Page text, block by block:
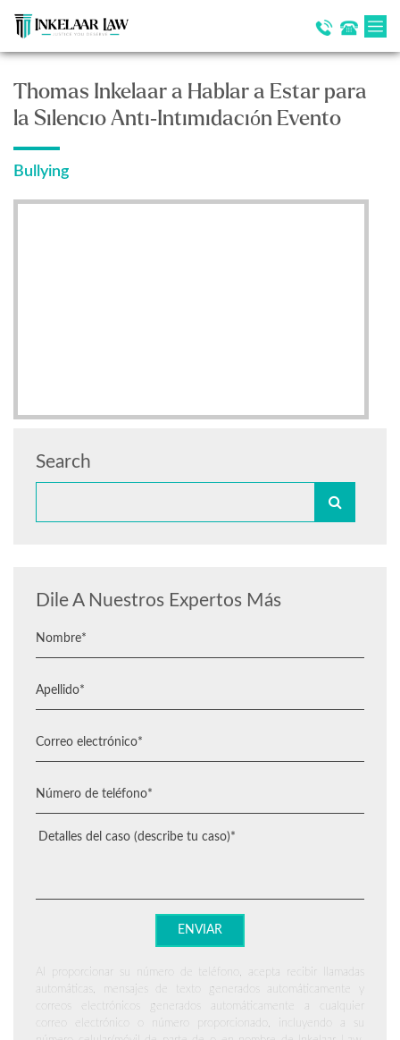
Thomas Inkelaar a Hablar a Estar para
la Silencio Anti-Intimidación Evento
Bullying
Search
Dile A Nuestros Expertos Más
Al proporcionar su número de teléfono, acepta recibir llamadas
automáticas, mensajes de texto generados automáticamente y
correos electrónicos generados automáticamente a cualquier
correo electrónico o número proporcionado, incluyendo a su